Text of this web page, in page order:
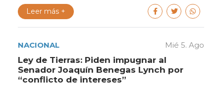
Leer más +
NACIONAL Mié 5. Ago
Ley de Tierras: Piden impugnar al
Senador Joaquín Benegas Lynch por
“conflicto de intereses”